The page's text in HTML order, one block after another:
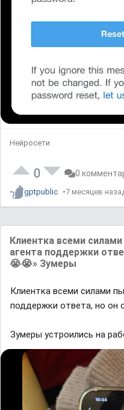
Нейросети
0 0
gptpublic 7 месяцев
Клиентка всеми
агента поддержки
😭😭» Зумеры
Клиентка всеми силами
поддержки ответа, но он
Зумеры устроились на